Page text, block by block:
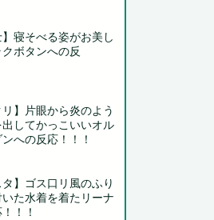
】寝そべる姿がお美し
ボタンへの反
リ】片眼から炎のよう
してかっこいいオル
への反応！！！
タ】ゴス口リ風のふり
た水着を着たリーナ
！！